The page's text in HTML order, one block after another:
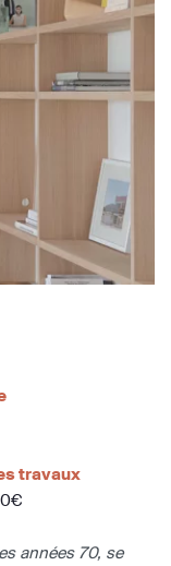
travaux
années 70, se